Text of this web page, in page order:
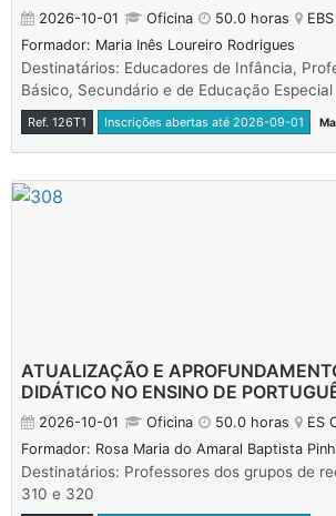
2026-10-01 Oficina 50.0 horas
Formador: Maria Inês Loureiro Rodrigues
Destinatários: Educadores de Infância,
Básico, Secundário e de Educação Especial
Ref. 126T1 Inscrições abertas até 2026-09-01
ATUALIZAÇÃO E
DIDÁTICO NO ENSINO DE
2026-10-01 Oficina 50.0 horas
ES
Formador: Rosa Maria do Amaral Baptista
Destinatários: Professores dos grupos de
310 e 320